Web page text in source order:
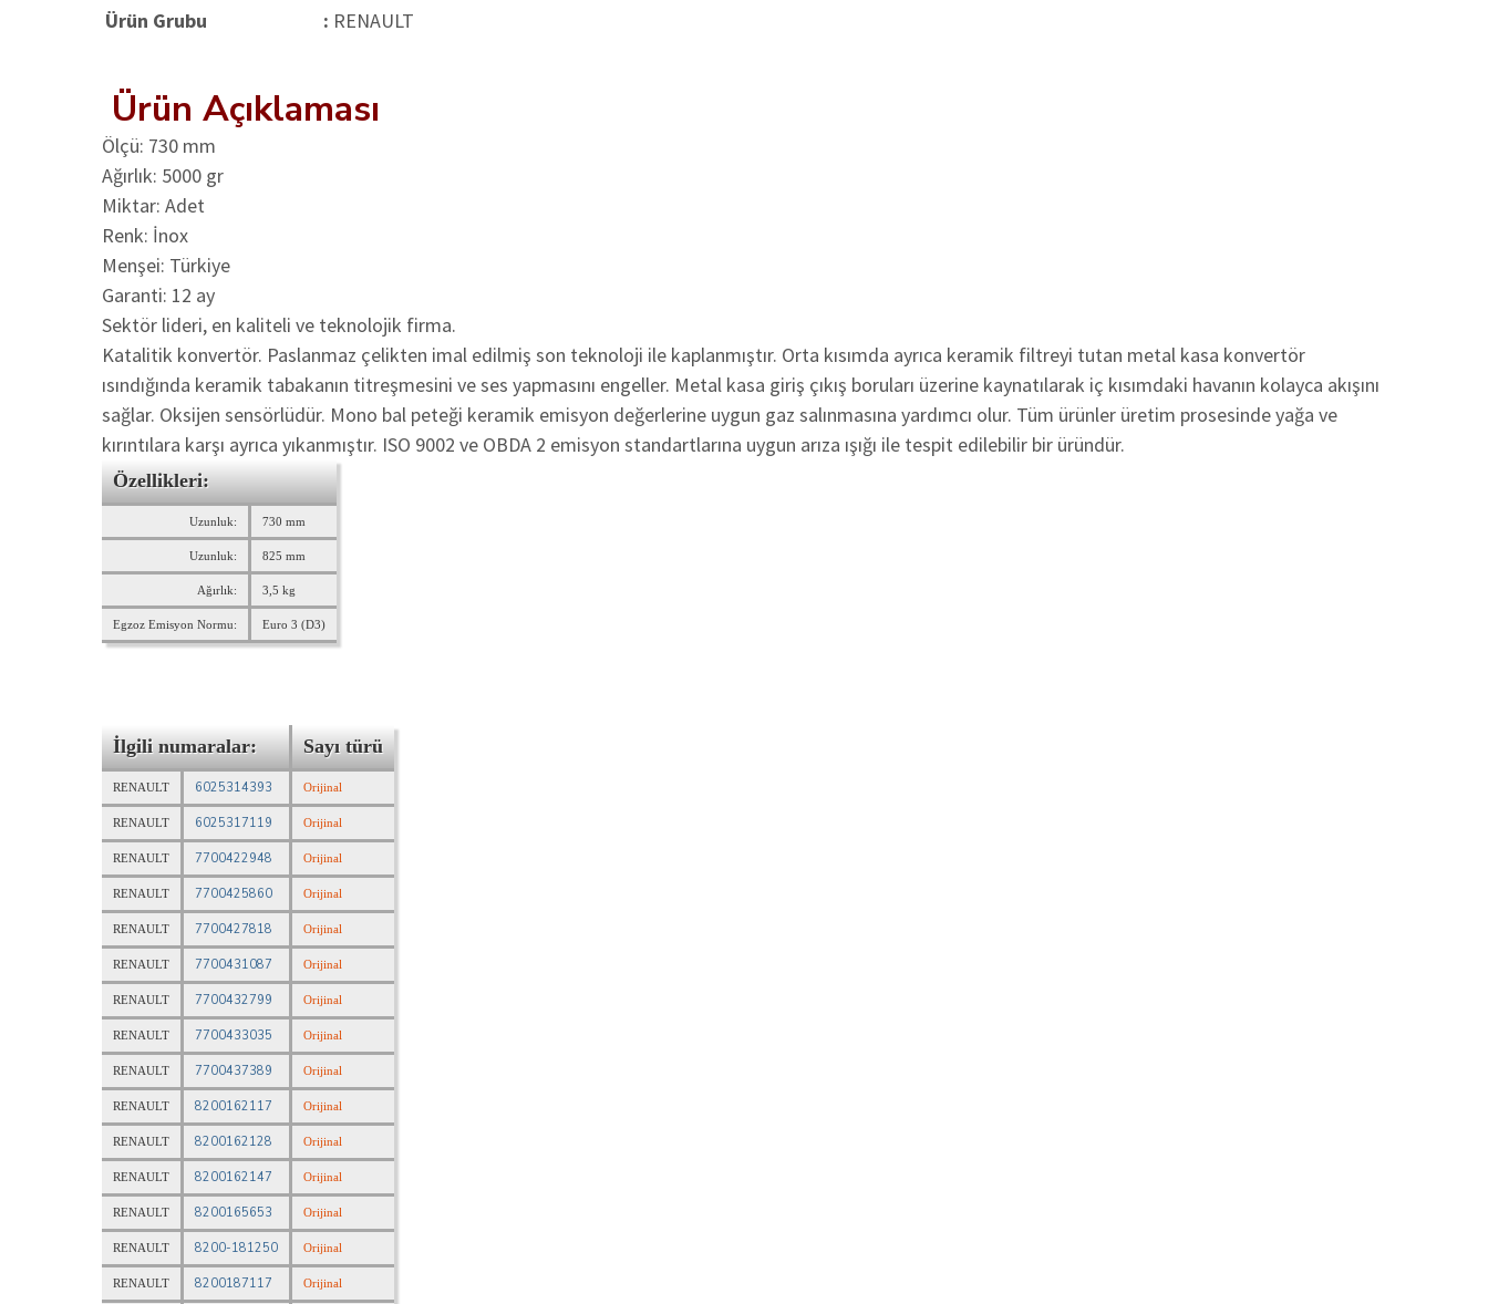
Ürün Grubu
: RENAULT
Ürün Açıklaması
Ölçü: 730 mm
Ağırlık: 5000 gr
Miktar: Adet
Renk: İnox
Menşei: Türkiye
Garanti: 12 ay
Sektör lideri, en kaliteli ve teknolojik firma.
Katalitik konvertör. Paslanmaz çelikten imal edilmiş son teknoloji ile kaplanmıştır. Orta kısımda ayrıca keramik filtreyi tutan metal kasa konvertör
ısındığında keramik tabakanın titreşmesini ve ses yapmasını engeller. Metal kasa giriş çıkış boruları üzerine kaynatılarak iç kısımdaki havanın kolayca akışını
sağlar. Oksijen sensörlüdür. Mono bal peteği keramik emisyon değerlerine uygun gaz salınmasına yardımcı olur. Tüm ürünler üretim prosesinde yağa ve
kırıntılara karşı ayrıca yıkanmıştır. ISO 9002 ve OBDA 2 emisyon standartlarına uygun arıza ışığı ile tespit edilebilir bir üründür.
Özellikleri:
Uzunluk: 730 mm
Uzunluk: 825 mm
Ağırlık: 3,5 kg
Egzoz Emisyon Normu: Euro 3 (D3)
İlgili numaralar: Sayı türü
RENAULT 6025314393 Orijinal
RENAULT 6025317119 Orijinal
RENAULT 7700422948 Orijinal
RENAULT 7700425860 Orijinal
RENAULT 7700427818 Orijinal
RENAULT 7700431087 Orijinal
RENAULT 7700432799 Orijinal
RENAULT 7700433035 Orijinal
RENAULT 7700437389 Orijinal
RENAULT 8200162117 Orijinal
RENAULT 8200162128 Orijinal
RENAULT 8200162147 Orijinal
RENAULT 8200165653 Orijinal
RENAULT 8200-181250 Orijinal
RENAULT 8200187117 Orijinal